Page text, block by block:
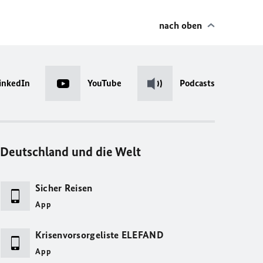
nach oben
YouTube Podcasts
Deutschland und die Welt
Sicher Reisen
App
Krisenvorsorgeliste ELEFAND
App